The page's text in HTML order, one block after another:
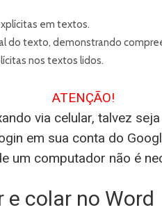
em textos.
do texto, demonstrando
nos textos lidos.
ATENÇÃO!
via celular, talvez
em sua conta do
um computador não é
e colar no Word